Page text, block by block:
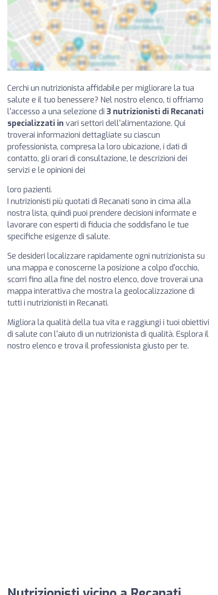
Cerchi un nutrizionista affidabile per migliorare la tua
salute e il tuo benessere? Nel nostro elenco, ti offriamo
l'accesso a una selezione di 3 nutrizionisti di Recanati
specializzati in vari settori dell'alimentazione. Qui
troverai informazioni dettagliate su ciascun
professionista, compresa la loro ubicazione, i dati di
contatto, gli orari di consultazione, le descrizioni dei
servizi e le opinioni dei
loro pazienti.
I nutrizionisti più quotati di Recanati sono in cima alla
nostra lista, quindi puoi prendere decisioni informate e
lavorare con esperti di fiducia che soddisfano le tue
specifiche esigenze di salute.
Se desideri localizzare rapidamente ogni nutrizionista su
una mappa e conoscerne la posizione a colpo d'occhio,
scorri fino alla fine del nostro elenco, dove troverai una
mappa interattiva che mostra la geolocalizzazione di
tutti i nutrizionisti in Recanati.
Migliora la qualità della tua vita e raggiungi i tuoi obiettivi
di salute con l'aiuto di un nutrizionista di qualità. Esplora il
nostro elenco e trova il professionista giusto per te.